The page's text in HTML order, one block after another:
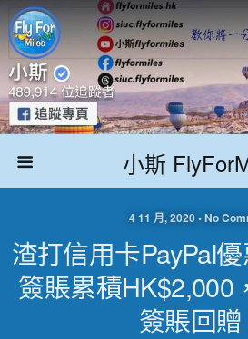
小斯
4 11 月, 2020 • No
渣打信用卡PayPal
簽賬累積HK$2,000
簽賬回贈